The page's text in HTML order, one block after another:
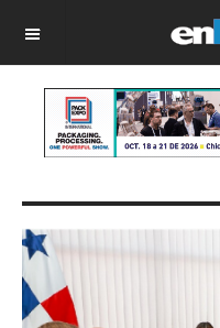
OFF CANVAS